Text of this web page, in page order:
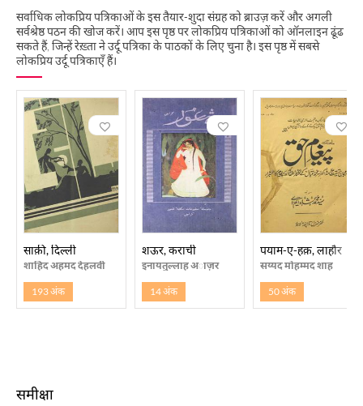
सर्वाधिक लोकप्रिय पत्रिकाओं के इस तैयार-शुदा संग्रह को ब्राउज़ करें और अगली
सर्वश्रेष्ठ पठन की खोज करें। आप इस पृष्ठ पर लोकप्रिय पत्रिकाओं को ऑनलाइन ढूंढ
सकते हैं, जिन्हें रेख़्ता ने उर्दू पत्रिका के पाठकों के लिए चुना है। इस पृष्ठ में सबसे
लोकप्रिय उर्दू पत्रिकाएँ हैं।
साक़ी, दिल्ली
शाहिद अहमद देहलवी
193 अंक
शऊर, कराची
इनायतुल्लाह अाज़र
14 अंक
पयाम-ए-हक़, लाहौर
सय्यद मोहम्मद शाह
50 अंक
समीक्षा